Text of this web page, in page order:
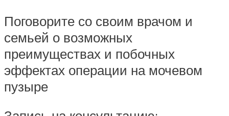
Поговорите со своим врачом и
семьей о возможных
преимуществах и побочных
эффектах операции на мочевом
пузыре